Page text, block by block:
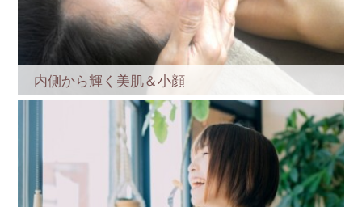
内側から輝く美肌＆小顔